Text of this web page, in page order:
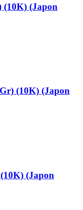
(10K) (Japon
(10K) (Japon
(Japon